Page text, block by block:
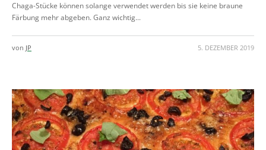
Chaga-Stücke können solange verwendet werden bis sie keine braune
Färbung mehr abgeben. Ganz wichtig...
5. DEZEMBER 2019
von JP